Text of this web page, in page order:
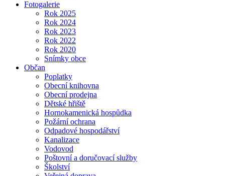
Fotogalerie
Rok 2025
Rok 2024
Rok 2023
Rok 2022
Rok 2020
Snímky obce
Občan
Poplatky
Obecní knihovna
Obecní prodejna
Dětské hřiště
Hornokamenická hospůdka
Požární ochrana
Odpadové hospodářství
Kanalizace
Vodovod
Poštovní a doručovací služby
Školství